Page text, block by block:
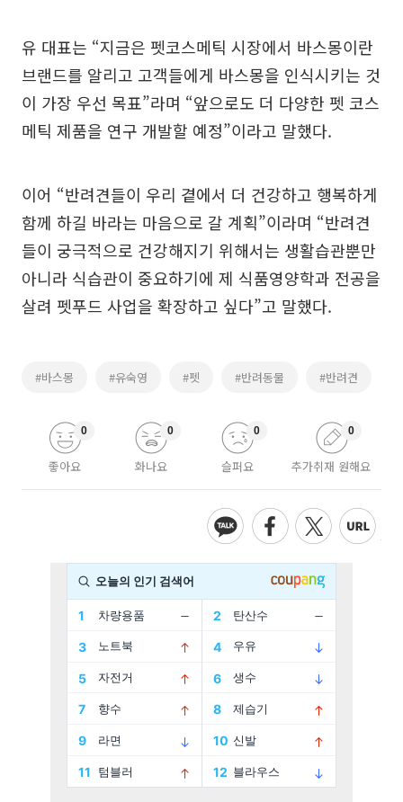
유 대표는 “지금은 펫코스메틱 시장에서 바스몽이란
브랜드를 알리고 고객들에게 바스몽을 인식시키는 것
이 가장 우선 목표”라며 “앞으로도 더 다양한 펫 코스
메틱 제품을 연구 개발할 예정”이라고 말했다.
이어 “반려견들이 우리 곁에서 더 건강하고 행복하게
함께 하길 바라는 마음으로 갈 계획”이라며 “반려견
들이 궁극적으로 건강해지기 위해서는 생활습관뿐만
아니라 식습관이 중요하기에 제 식품영양학과 전공을
살려 펫푸드 사업을 확장하고 싶다”고 말했다.
#바스몽 #유숙영 #펫 #반려동물 #반려견
좋아요
0
화나요
0
슬퍼요
0
추가취재 원해요
0